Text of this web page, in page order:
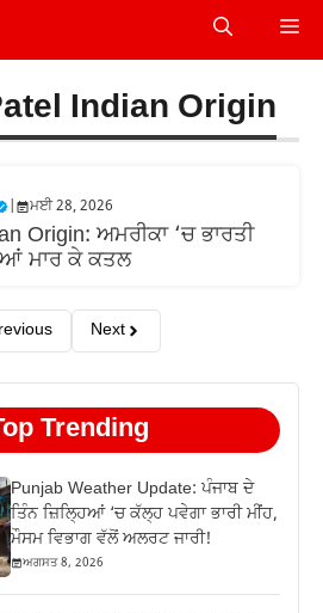
Indian Origin
ਮਈ 28, 2026
Origin: ਅਮਰੀਕਾ ‘ਚ ਭਾਰਤੀ
ਮਾਰ ਕੇ ਕਤਲ
Next
Trending
Punjab Weather Update: ਪੰਜਾਬ ਦੇ
ਤਿੰਨ ਜ਼‍ਿਲ੍ਹਿਆਂ ‘ਚ ਕੱਲ੍ਹ ਪਵੇਗਾ ਭਾਰੀ ਮੀਂਹ,
ਮੌਸਮ ਵਿਭਾਗ ਵੱਲੋਂ ਅਲਰਟ ਜਾਰੀ!
ਅਗਸਤ 8, 2026